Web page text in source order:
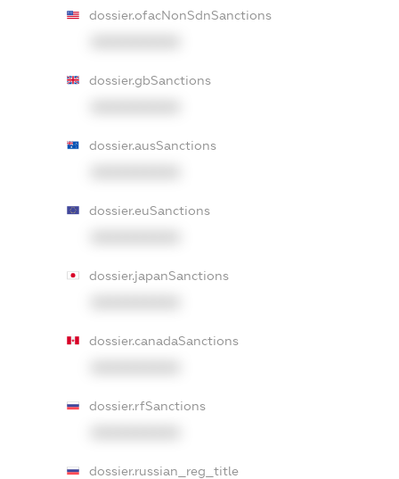
dossier.ofacNonSdnSanctions
dossier.gbSanctions
dossier.ausSanctions
dossier.euSanctions
dossier.japanSanctions
dossier.canadaSanctions
dossier.rfSanctions
dossier.russian_reg_title